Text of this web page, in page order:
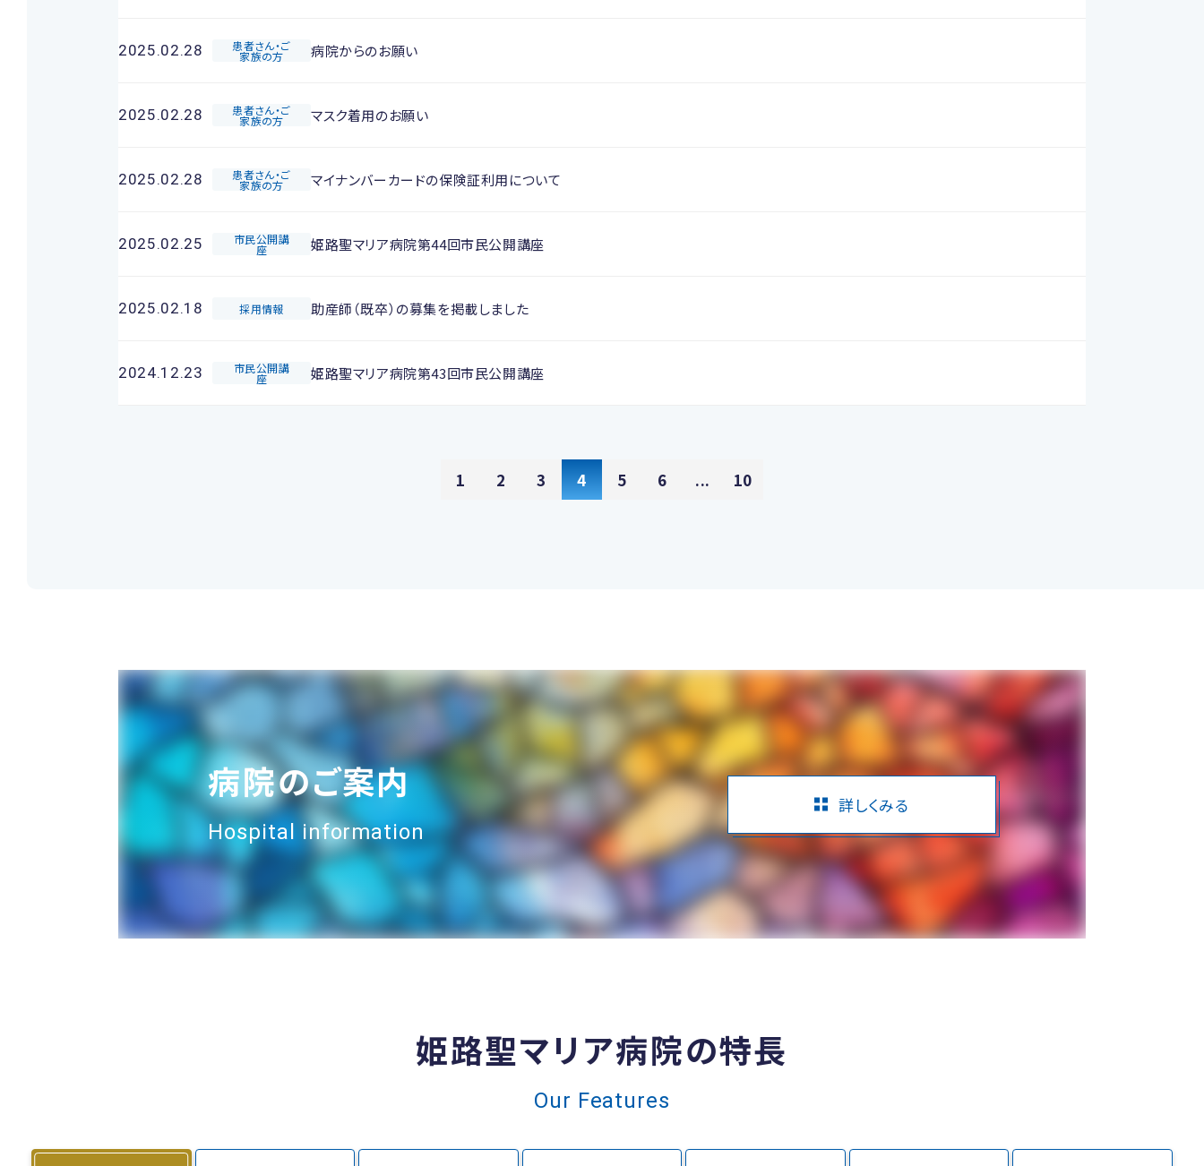
2025.02.28 患者さん・ご
家族の方 病院からのお願い
2025.02.28 患者さん・ご
家族の方 マスク着用のお願い
2025.02.28 患者さん・ご
家族の方 マイナンバーカードの保険証利用について
2025.02.25 市民公開講
座 姫路聖マリア病院第44回市民公開講座
2025.02.18 採用情報 助産師（既卒）の募集を掲載しました
2024.12.23 市民公開講
座 姫路聖マリア病院第43回市民公開講座
1 2 3 4 5 6 ... 10
病院のご案内
Hospital information
詳しくみる
姫路聖マリア病院の特長
Our Features